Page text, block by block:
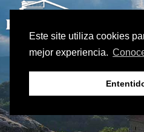
Este site utiliza cookies
mejor experiencia.